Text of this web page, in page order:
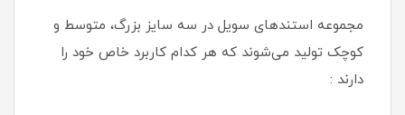
مجموعه استندهای سویل در سه سایز بزرگ، متوسط و
کوچک تولید می‌شوند که هر کدام کاربرد خاص خود را
دارند :